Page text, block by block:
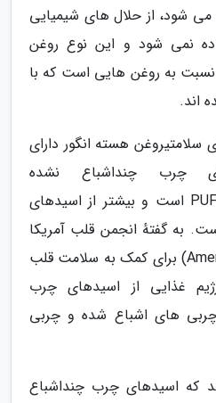
شود، از حلال های شیمیایی
نمی شود و این نوع روغن
نسبت به روغن هایی است که با
اند.
سلامتیروغن هسته انگور دارای
چرب چنداشباع نشده
(polyunsaturated) یا PUFAs است و بیشتر از اسیدهای
شده است. به گفتهٔ انجمن قلب آمریکا
(American Heart Association) برای کمک به سلامت قلب
غذایی از اسیدهای چرب
های اشباع شده و چربی
اسیدهای چرب چنداشباع